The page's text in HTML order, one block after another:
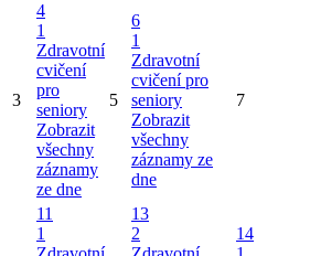
3
4
1
Zdravotní
cvičení
pro
seniory
Zobrazit
všechny
záznamy
ze dne
5
6
1
Zdravotní
cvičení pro
seniory
Zobrazit
všechny
záznamy ze
dne
7
11
1
13
2
14